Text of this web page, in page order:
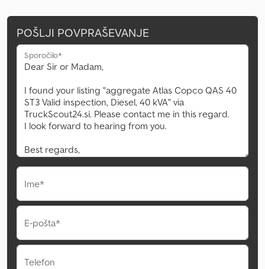
POŠLJI POVPRAŠEVANJE
Sporočilo*
Ime*
E-pošta*
Telefon